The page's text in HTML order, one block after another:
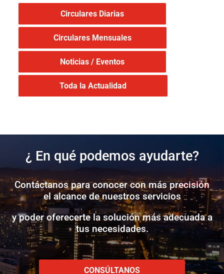
Circulares Diarias
Circulares Mensuales
Noticias / Eventos
Toda la Actualidad
¿ En qué podemos ayudarte?
Contáctanos para conocer con más precisión
el alcance de nuestros servicios
y poder oferecerte la solución más adecuada a
tus necesidades.
CONSÚLTANOS